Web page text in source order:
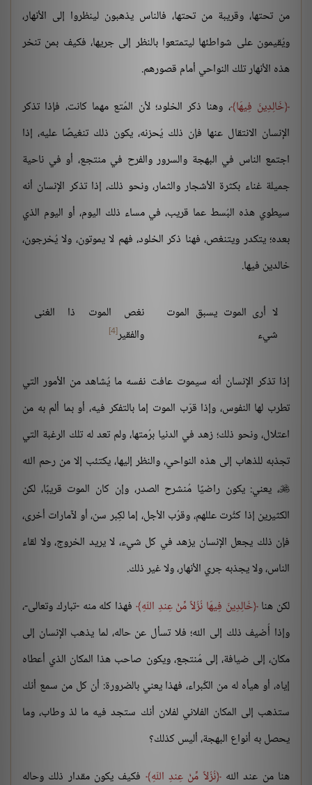
من تحتها، وقريبة من تحتها، فالناس يذهبون لينظروا إلى الأنهار،
ويُقيمون على شواطئها ليتمتعوا بالنظر إلى جريها، فكيف بمن تنخر
هذه الأنهار تلك النواحي أمام قصورهم.
خَالِدِينَ فِيهَا ، وهنا ذكر الخلود؛ لأن المُتع مهما كانت، فإذا تذكر
الإنسان الانتقال عنها فإن ذلك يُحزنه، يكون ذلك تنغيصًا عليه، إذا
اجتمع الناس في البهجة والسرور والفرح في منتجع، أو في ناحية
جميلة غناء بكثرة الأشجار والثمار، ونحو ذلك، إذا تذكر الإنسان أنه
سيطوي هذه البُسط عما قريب، في مساء ذلك اليوم، أو اليوم الذي
بعده؛ يتكدر ويتنغص، فهنا ذكر الخلود، فهم لا يموتون، ولا يُخرجون،
خالدين فيها.
لا أرى الموت يسبق الموت
شيء
نغص الموت ذا الغنى
والفقير[4]
إذا تذكر الإنسان أنه سيموت عافت نفسه ما يُشاهد من الأمور التي
تطرب لها النفوس، وإذا قرّب الموت إما بالتفكر فيه، أو بما ألم به من
اعتلال، ونحو ذلك؛ زهد في الدنيا برُمتها، ولم تعد له تلك الرغبة التي
تجذبه للذهاب إلى هذه النواحي، والنظر إليها، يكتئب إلا من رحم الله
، يعني: يكون راضيًا مُنشرح الصدر، وإن كان الموت قريبًا، لكن
الكثيرين إذا كثُرت عللهم، وقرُب الأجل، إما لكِبر سن، أو لآمارات أخرى،
فإن ذلك يجعل الإنسان يزهد في كل شيء، لا يريد الخروج، ولا لقاء
الناس، ولا يجذبه جري الأنهار، ولا غير ذلك.
لكن هنا خَالِدِينَ فِيهَا نُزُلاً مِّنْ عِندِ اللّهِ فهذا كله منه -تبارك وتعالى-،
وإذا أُضيف ذلك إلى الله؛ فلا تسأل عن حاله، لما يذهب الإنسان إلى
مكان، إلى ضيافة، إلى مُنتجع، ويكون صاحب هذا المكان الذي أعطاه
إياه، أو هيأه له من الكُبراء، فهذا يعني بالضرورة: أن كل من سمع أنك
ستذهب إلى المكان الفلاني لفلان أنك ستجد فيه ما لذ وطاب، وما
يحصل به أنواع البهجة، أليس كذلك؟
هنا من عند الله نُزُلاً مِّنْ عِندِ اللّهِ فكيف يكون مقدار ذلك وحاله